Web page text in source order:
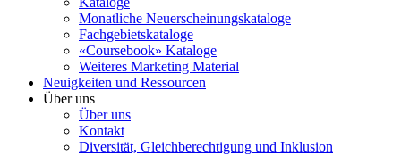
Monatliche Neuerscheinungskataloge
Fachgebietskataloge
«Coursebook» Kataloge
Weiteres Marketing Material
Neuigkeiten und Ressourcen
Über uns
Über uns
Kontakt
Diversität, Gleichberechtigung und Inklusion